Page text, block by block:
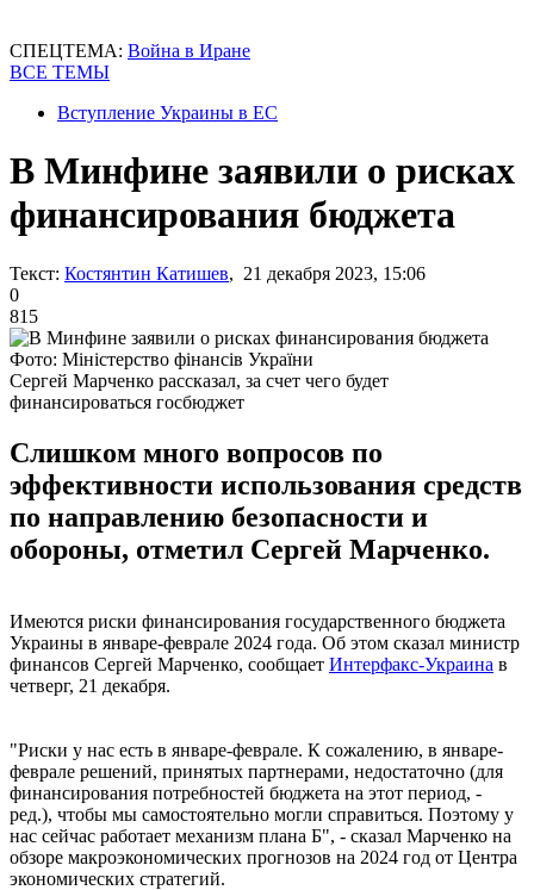
СПЕЦТЕМА: Война в Иране
ВСЕ ТЕМЫ
Вступление Украины в ЕС
В Минфине заявили о рисках
финансирования бюджета
Текст: Костянтин Катишев, 21 декабря 2023, 15:06
0
815
Фото: Міністерство фінансів України
Сергей Марченко рассказал, за счет чего будет
финансироваться госбюджет
Слишком много вопросов по
эффективности использования средств
по направлению безопасности и
обороны, отметил Сергей Марченко.
Имеются риски финансирования государственного бюджета
Украины в январе-феврале 2024 года. Об этом сказал министр
финансов Сергей Марченко, сообщает Интерфакс-Украина в
четверг, 21 декабря.
"Риски у нас есть в январе-феврале. К сожалению, в январе-
феврале решений, принятых партнерами, недостаточно (для
финансирования потребностей бюджета на этот период, -
ред.), чтобы мы самостоятельно могли справиться. Поэтому у
нас сейчас работает механизм плана Б", - сказал Марченко на
обзоре макроэкономических прогнозов на 2024 год от Центра
экономических стратегий.